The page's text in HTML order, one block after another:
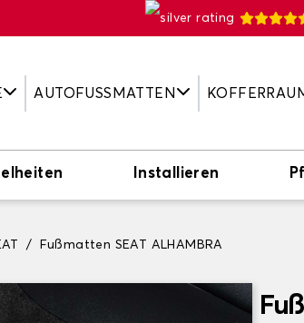
AUTOFUSSMATTEN
Installieren
Fußmatten SEAT ALHAMBRA